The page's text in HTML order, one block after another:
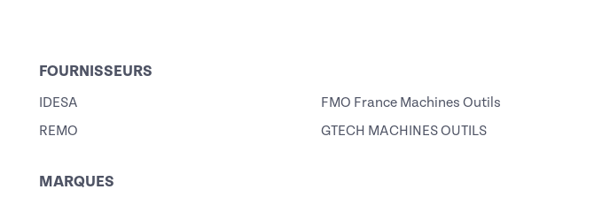
FOURNISSEURS
IDESA FMO France Machines Outils
REMO
GTECH MACHINES OUTILS
MARQUES